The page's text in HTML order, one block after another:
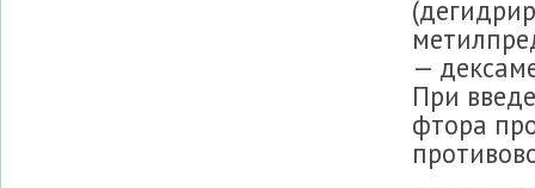
—
При
фтора